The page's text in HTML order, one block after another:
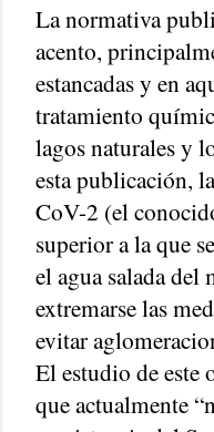
La normativa
acento,
estancadas y en
tratamiento
lagos naturales y
esta publicación,
CoV-2 (el
superior a la que
el agua salada del
extremarse las
evitar
El estudio de este
que actualmente